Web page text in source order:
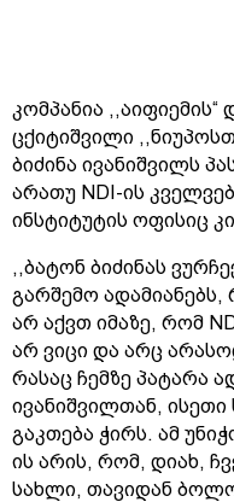
კომპანია
ცქიტიშვილი
ბიძინა ივანიშვილს
არათუ NDI-ის
ინსტიტუტის ოფისიც
,,ბატონ ბიძინას
გარშემო
არ აქვთ იმაზე, რომ
არ ვიცი და არც
რასაც ჩემზე პატარა
ივანიშვილთან,
გაკთება ჭირს. ამ
ის არის, რომ, დიახ,
სახლი, თავიდან